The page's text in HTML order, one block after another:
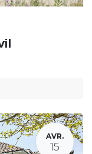
AVR.
15